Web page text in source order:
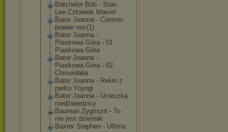
Batchelor Bob - Stan
Lee.Człowiek Marvel
Bator Joanna - Ciemno
prawie noc(1)
Bator Joanna -
Piaskowa Góra - 01
Piaskowa Góra
Bator Joanna -
Piaskowa Góra - 02
Chmurdalia
Bator Joanna - Rekin z
parku Yoyogi
Bator Joanna - Ucieczka
niedźwiedzicy
Bauman Zygmunt - To
nie jest dziennik
Baxter Stephen - Ultima